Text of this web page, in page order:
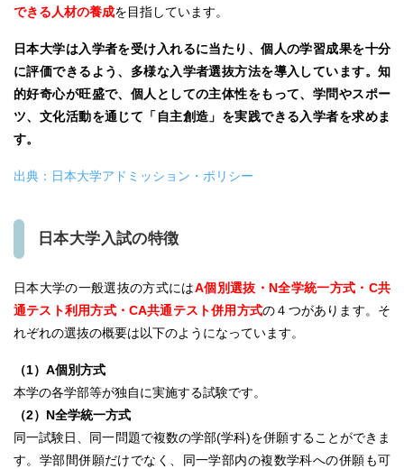
できる人材の養成を目指しています。
日本大学は入学者を受け入れるに当たり、個人の学習成果を十分
に評価できるよう、多様な入学者選抜方法を導入しています。知
的好奇心が旺盛で、個人としての主体性をもって、学問やスポー
ツ、文化活動を通じて「自主創造」を実践できる入学者を求めま
す。
出典：日本大学アドミッション・ポリシー
日本大学入試の特徴
日本大学の一般選抜の方式にはA個別選抜・N全学統一方式・C共
通テスト利用方式・CA共通テスト併用方式の４つがあります。そ
れぞれの選抜の概要は以下のようになっています。
（1）A個別方式
本学の各学部等が独自に実施する試験です。
（2）N全学統一方式
同一試験日、同一問題で複数の学部(学科)を併願することができま
す。学部間併願だけでなく、同一学部内の複数学科への併願も可